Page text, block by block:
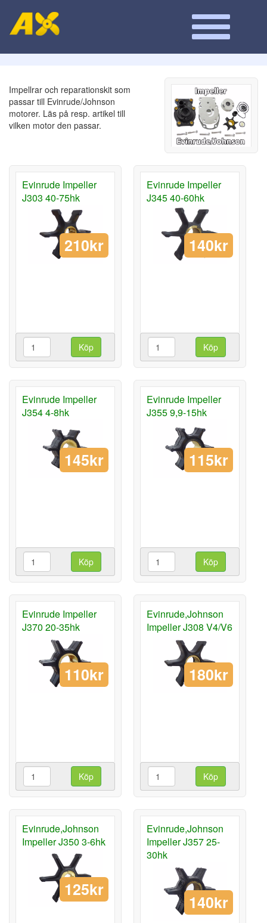
Impellrar och reparationskit som
passar till Evinrude/Johnson
motorer. Läs på resp. artikel till
vilken motor den passar.
Evinrude Impeller
J303 40-75hk
210kr
Köp
Evinrude Impeller
J345 40-60hk
140kr
Köp
Evinrude Impeller
J354 4-8hk
145kr
Köp
Evinrude Impeller
J355 9,9-15hk
115kr
Köp
Evinrude Impeller
J370 20-35hk
110kr
Köp
Evinrude,Johnson
Impeller J308 V4/V6
180kr
Köp
Evinrude,Johnson
Impeller J350 3-6hk
125kr
Evinrude,Johnson
Impeller J357 25-
30hk
140kr